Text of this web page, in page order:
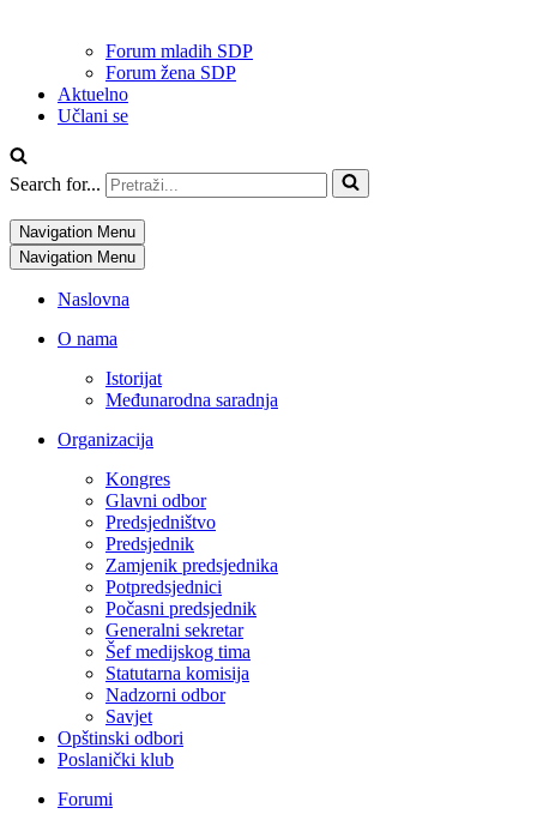
Forum mladih SDP
Forum žena SDP
Aktuelno
Učlani se
Search for...
Navigation Menu
Navigation Menu
Naslovna
O nama
Istorijat
Međunarodna saradnja
Organizacija
Kongres
Glavni odbor
Predsjedništvo
Predsjednik
Zamjenik predsjednika
Potpredsjednici
Počasni predsjednik
Generalni sekretar
Šef medijskog tima
Statutarna komisija
Nadzorni odbor
Savjet
Opštinski odbori
Poslanički klub
Forumi